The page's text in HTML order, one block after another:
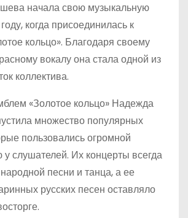
начала свою музыкальную
когда присоединилась к
кольцо». Благодаря своему
вокалу она стала одной из
коллектива.
«Золотое кольцо» Надежда
множество популярных
пользовались огромной
у слушателей. Их концерты всегда
песни и танца, а ее
русских песен оставляло